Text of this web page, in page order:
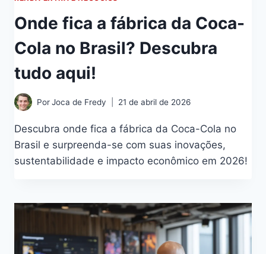
Onde fica a fábrica da Coca-
Cola no Brasil? Descubra
tudo aqui!
PorJoca de Fredy 21 de abril de 2026
Descubra onde fica a fábrica da Coca-Cola no
Brasil e surpreenda-se com suas inovações,
sustentabilidade e impacto econômico em 2026!